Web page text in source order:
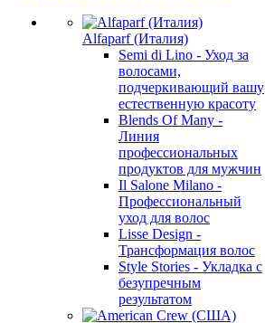
Alfaparf (Италия)
Semi di Lino - Уход за
волосами,
подчеркивающий вашу
естественную красоту
Blends Of Many -
Линия
профессиональных
продуктов для мужчин
Il Salone Milano -
Профессиональный
уход для волос
Lisse Design -
Трансформация волос
Style Stories - Укладка с
безупречным
результатом